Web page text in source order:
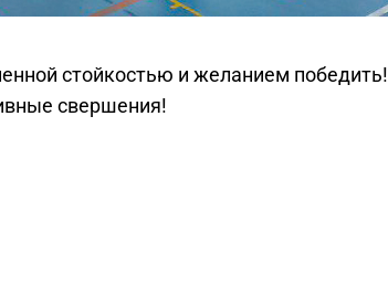
стойкостью и желанием победить!
свершения!